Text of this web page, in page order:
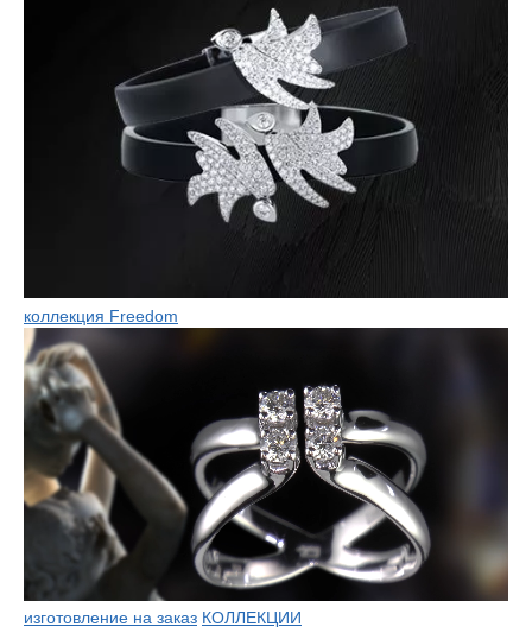
коллекция Freedom
изготовление на заказ КОЛЛЕКЦИИ